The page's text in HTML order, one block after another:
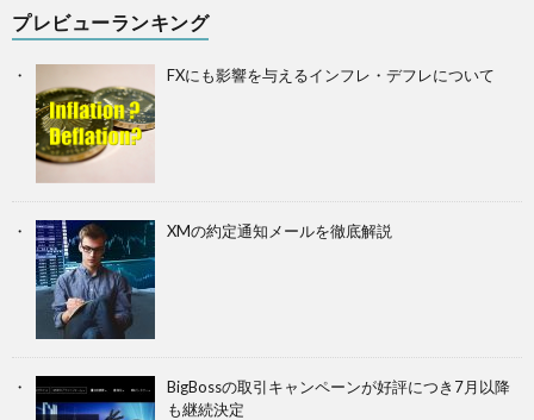
プレビューランキング
FXにも影響を与えるインフレ・デフレについて
XMの約定通知メールを徹底解説
BigBossの取引キャンペーンが好評につき7月以降
も継続決定